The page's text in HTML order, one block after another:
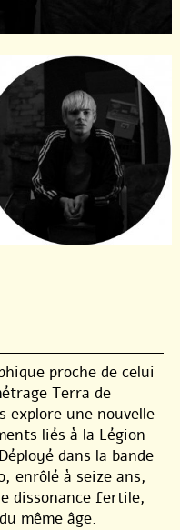
proche de celui
Terra de
explore une nouvelle
liés à la Légion
dans la bande
enrôlé à seize ans,
dissonance fertile,
même âge.